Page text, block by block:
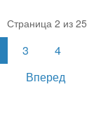
Страница 2 из 25
3
4
Вперед